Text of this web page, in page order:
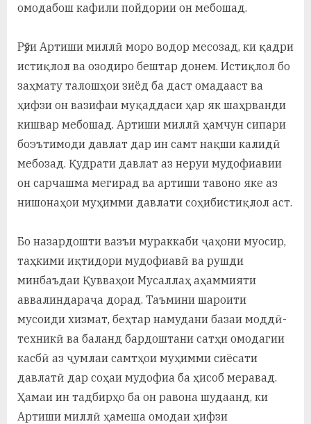
омодабош кафили пойдории он мебошад.
Рӯзи Артиши миллӣ моро водор месозад, ки қадри
истиқлол ва озодиро бештар донем. Истиқлол бо
заҳмату талошҳои зиёд ба даст омадааст ва
ҳифзи он вазифаи муқаддаси ҳар як шаҳрванди
кишвар мебошад. Артиши миллӣ ҳамчун сипари
боэътимоди давлат дар ин самт нақши калидӣ
мебозад. Қудрати давлат аз неруи мудофиавии
он сарчашма мегирад ва артиши тавоно яке аз
нишонаҳои муҳимми давлати соҳибистиқлол аст.
Бо назардошти вазъи мураккаби ҷаҳони муосир,
таҳкими иқтидори мудофиавӣ ва рушди
минбаъдаи Қувваҳои Мусаллаҳ аҳаммияти
аввалиндараҷа дорад. Таъмини шароити
мусоиди хизмат, беҳтар намудани базаи моддӣ-
техникӣ ва баланд бардоштани сатҳи омодагии
касбӣ аз ҷумлаи самтҳои муҳимми сиёсати
давлатӣ дар соҳаи мудофиа ба ҳисоб меравад.
Ҳамаи ин тадбирҳо ба он равона шудаанд, ки
Артиши миллӣ ҳамеша омодаи ҳифзи